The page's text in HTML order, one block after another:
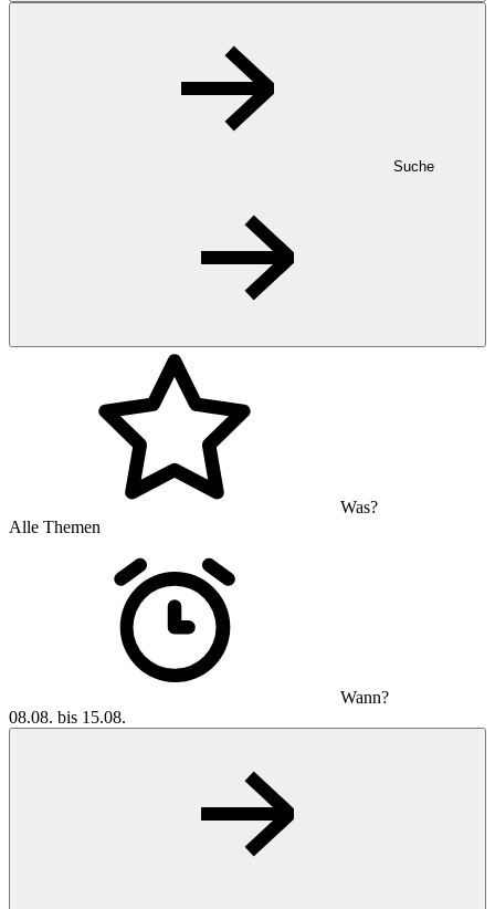
Suche
Was?
Alle Themen
Wann?
08.08. bis 15.08.